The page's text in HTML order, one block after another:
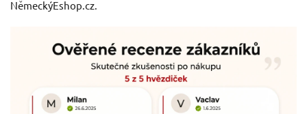
NěmeckýEshop.cz.